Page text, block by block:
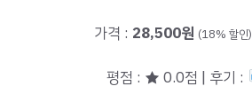
가격 : 28,500원 (18% 할인)
평점 : ★ 0.0점 | 후기 :